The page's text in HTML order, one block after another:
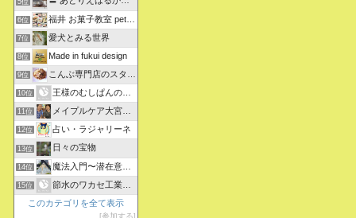
6位 福井 お菓子教室 petit sugarland
7位 愛犬とみる世界
8位 Made in fukui design
9位 こんぶ専門店のスタッフ日記
10位 王様のむしぱんのブログ
11位 メイプルケア大宮デイサービス
12位 占い・ラジャリーネ
13位 日々の宝物
14位 魔法入門〜潜在意識〜真を見抜く秘法〜
15位
節水のワカセ工業のブログ
このカテゴリを全て表示
参加する